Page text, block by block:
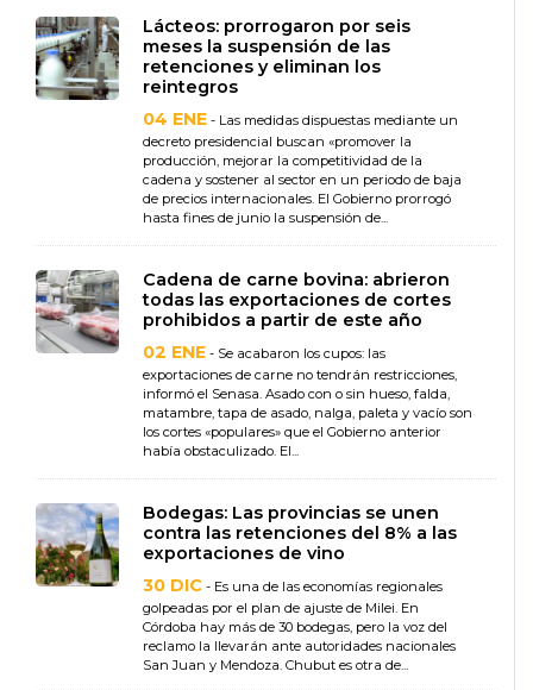
Lácteos: prorrogaron por seis
meses la suspensión de las
retenciones y eliminan los
reintegros
04 ENE - Las medidas dispuestas mediante un
decreto presidencial buscan «promover la
producción, mejorar la competitividad de la
cadena y sostener al sector en un periodo de baja
de precios internacionales. El Gobierno prorrogó
hasta fines de junio la suspensión de...
Cadena de carne bovina: abrieron
todas las exportaciones de cortes
prohibidos a partir de este año
02 ENE - Se acabaron los cupos: las
exportaciones de carne no tendrán restricciones,
informó el Senasa. Asado con o sin hueso, falda,
matambre, tapa de asado, nalga, paleta y vacío son
los cortes «populares» que el Gobierno anterior
había obstaculizado. El...
Bodegas: Las provincias se unen
contra las retenciones del 8% a las
exportaciones de vino
30 DIC - Es una de las economías regionales
golpeadas por el plan de ajuste de Milei. En
Córdoba hay más de 30 bodegas, pero la voz del
reclamo la llevarán ante autoridades nacionales
San Juan y Mendoza. Chubut es otra de...